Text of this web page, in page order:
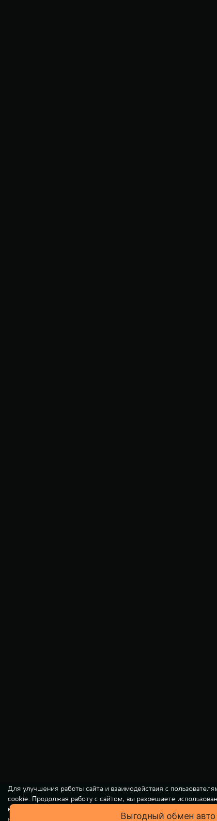
Для улучшения работы сайта и взаимодействия с
cookie. Продолжая работу с сайтом, вы разрешаете
вашей персональной информации на нашем сайте
конфиденциальности
. Вы всегда можете отключить файлы
Выгодный обмен авто